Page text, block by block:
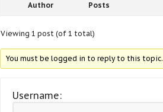
Author Posts
Viewing 1 post (of 1 total)
You must be logged in to reply to this topic.
Username: